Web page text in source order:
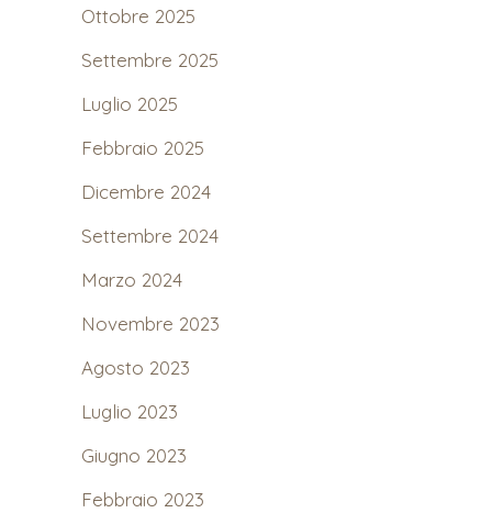
Ottobre 2025
Settembre 2025
Luglio 2025
Febbraio 2025
Dicembre 2024
Settembre 2024
Marzo 2024
Novembre 2023
Agosto 2023
Luglio 2023
Giugno 2023
Febbraio 2023